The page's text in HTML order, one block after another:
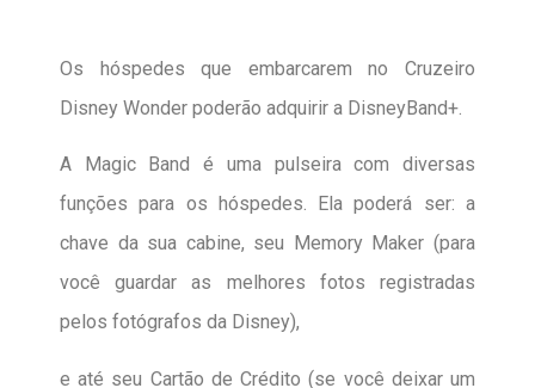
Os hóspedes que embarcarem no Cruzeiro
Disney Wonder poderão adquirir a DisneyBand+.
A
Magic Band é uma pulseira com diversas
funções para os hóspedes. Ela poderá ser: a
chave da sua cabine, seu Memory Maker (para
você guardar as melhores fotos registradas
pelos fotógrafos da Disney),
e até seu Cartão de Crédito (se você deixar um